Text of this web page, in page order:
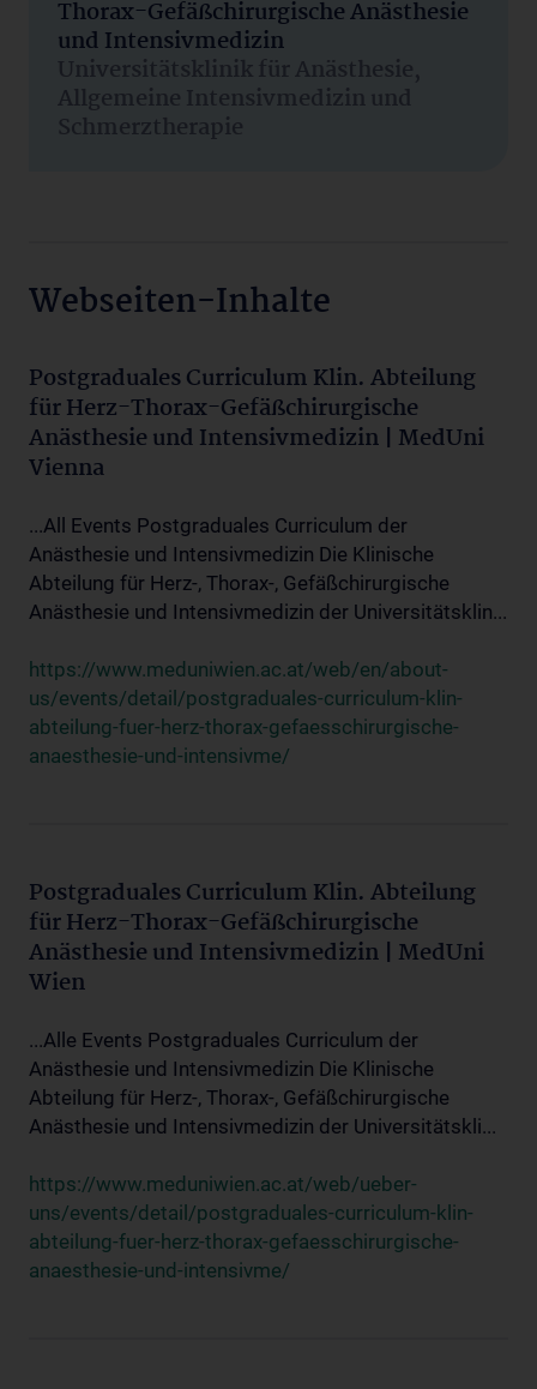
Thorax-Gefäßchirurgische Anästhesie
und Intensivmedizin
Universitätsklinik für Anästhesie,
Allgemeine Intensivmedizin und
Schmerztherapie
Webseiten-Inhalte
Postgraduales Curriculum Klin. Abteilung
für Herz-Thorax-Gefäßchirurgische
Anästhesie und Intensivmedizin | MedUni
Vienna
...All Events Postgraduales Curriculum der
Anästhesie und Intensivmedizin Die Klinische
Abteilung für Herz-, Thorax-, Gefäßchirurgische
Anästhesie und Intensivmedizin der Universitätsklin...
https://www.meduniwien.ac.at/web/en/about-
us/events/detail/postgraduales-curriculum-klin-
abteilung-fuer-herz-thorax-gefaesschirurgische-
anaesthesie-und-intensivme/
Postgraduales Curriculum Klin. Abteilung
für Herz-Thorax-Gefäßchirurgische
Anästhesie und Intensivmedizin | MedUni
Wien
...Alle Events Postgraduales Curriculum der
Anästhesie und Intensivmedizin Die Klinische
Abteilung für Herz-, Thorax-, Gefäßchirurgische
Anästhesie und Intensivmedizin der Universitätskli...
https://www.meduniwien.ac.at/web/ueber-
uns/events/detail/postgraduales-curriculum-klin-
abteilung-fuer-herz-thorax-gefaesschirurgische-
anaesthesie-und-intensivme/